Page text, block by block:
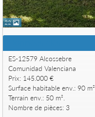
22
ES-12579 Alcossebre
Comunidad Valenciana
Prix: 145.000 €
Surface habitable env.: 90 m².
Terrain env.: 50 m².
Nombre de pièces: 3